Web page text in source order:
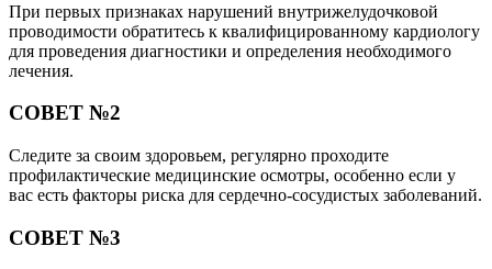
При первых признаках нарушений внутрижелудочковой
проводимости обратитесь к квалифицированному кардиологу
для проведения диагностики и определения необходимого
лечения.
СОВЕТ №2
Следите за своим здоровьем, регулярно проходите
профилактические медицинские осмотры, особенно если у
вас есть факторы риска для сердечно-сосудистых заболеваний.
СОВЕТ №3